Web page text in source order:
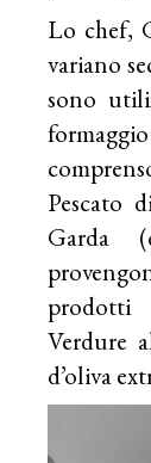
Lo chef,
variano
sono
Pescato
Garda
prodotti
Verdure
d’oliva